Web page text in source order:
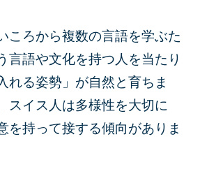
ころから複数の言語を学ぶた
言語や文化を持つ人を当たり
れる姿勢」が自然と育ちま
スイス人は多様性を大切に
を持って接する傾向がありま